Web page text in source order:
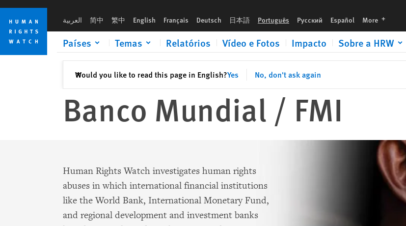
Skip
cookie
privacy
notice
Skip
main
content
العربية 简中 繁中 English Français Deutsch 日本語 Português Русский Español More languages
Países Temas Relatórios Vídeo e Fotos Impacto Sobre a HRW
Would you like to read this page in English?Yes No, don't ask again
✕Fechar
Banco Mundial / FMI
Human Rights Watch investigates human rights
abuses in which international financial institutions
like the World Bank, International Monetary Fund,
and regional development and investment banks